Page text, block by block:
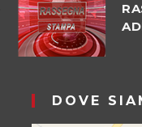
DOVE